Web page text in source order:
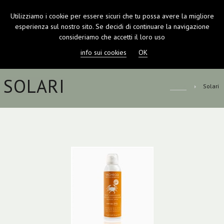
SOLARI Solari
Utilizziamo i cookie per essere sicuri che tu possa avere la migliore
esperienza sul nostro sito. Se decidi di continuare la navigazione
consideriamo che accetti il loro uso
info sui cookies
OK